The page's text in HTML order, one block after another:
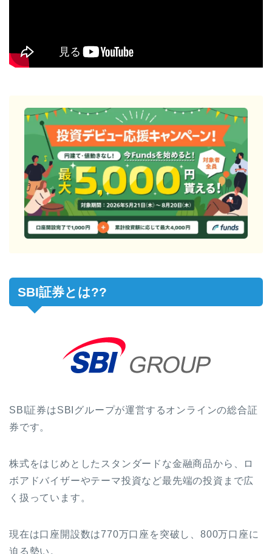
SBI証券とは??
SBI証券はSBIグループが運営するオンラインの総合証
券です。
株式をはじめとしたスタンダードな金融商品から、ロ
ボアドバイザーやテーマ投資など最先端の投資まで広
く扱っています。
現在は口座開設数は770万口座を突破し、800万口座に
迫る勢い。